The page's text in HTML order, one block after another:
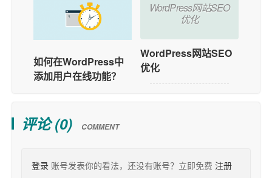
如何在WordPress中
添加用户在线功能？
WordPress网站SEO
优化
WordPress网站SEO
优化
评论 (0) COMMENT
登录 账号发表你的看法，还没有账号？立即免费 注册